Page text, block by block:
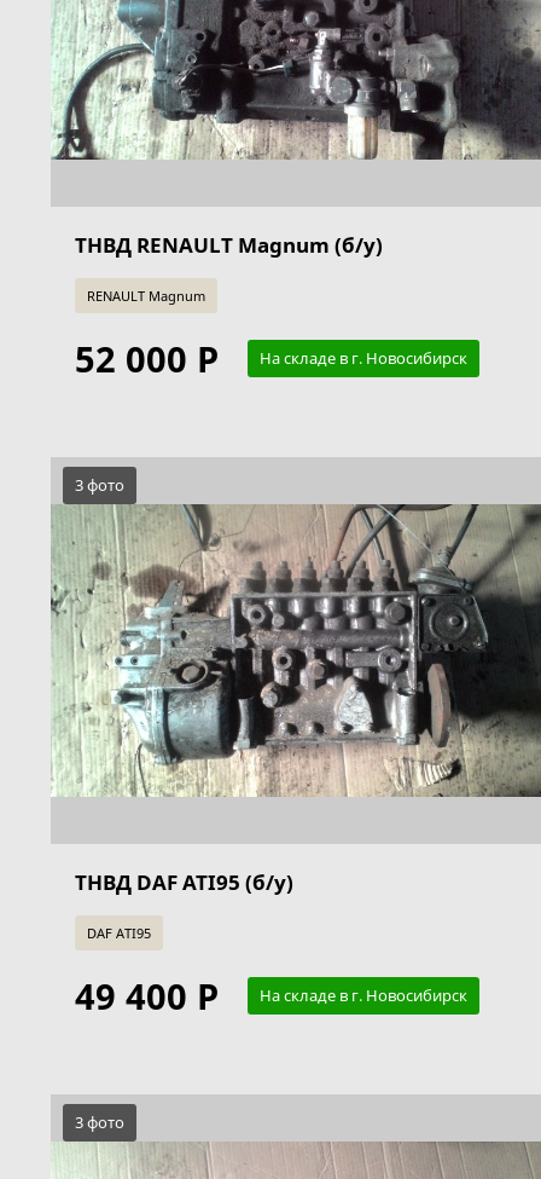
ТНВД RENAULT Magnum (б/у)
RENAULT Magnum
52 000 Р На складе в г. Новосибирск
3 фото
ТНВД DAF ATI95 (б/у)
DAF ATI95
49 400 Р На складе в г. Новосибирск
3 фото